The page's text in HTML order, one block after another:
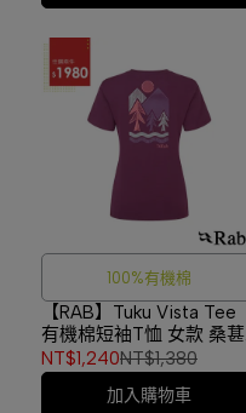
100%有機棉
【RAB】Tuku Vista Tee
有機棉短袖T恤 女款 桑葚
紫 #QCC17
NT$1,240NT$1,380
加入購物車